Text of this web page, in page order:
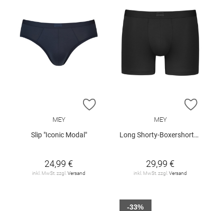
ZUR WUNSCHLISTE HINZUFÜGEN
MEY
Slip "Iconic Modal"
24,99 €
inkl. MwSt. zzgl. Versand
ZUR
MEY
Long Shorty-Boxershorts "Iconic Modal"
29,99 €
inkl. MwSt. zzgl. Versand
-33%